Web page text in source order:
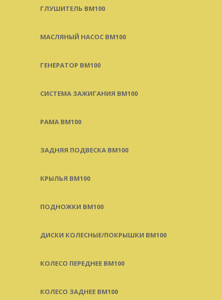
ГЛУШИТЕЛЬ BM100
МАСЛЯНЫЙ НАСОС BM100
ГЕНЕРАТОР BM100
СИСТЕМА ЗАЖИГАНИЯ BM100
РАМА BM100
ЗАДНЯЯ ПОДВЕСКА BM100
КРЫЛЬЯ BM100
ПОДНОЖКИ BM100
ДИСКИ КОЛЕСНЫЕ/ПОКРЫШКИ BM100
КОЛЕСО ПЕРЕДНЕЕ BM100
КОЛЕСО ЗАДНЕЕ BM100